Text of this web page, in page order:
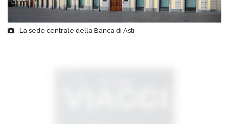
La sede centrale della Banca di Asti